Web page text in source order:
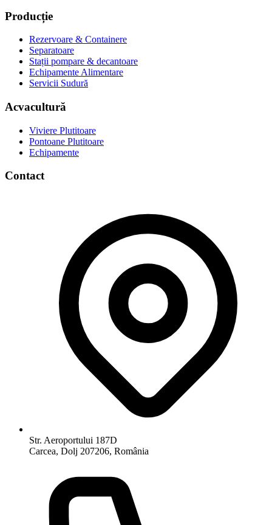
Producție
Rezervoare & Containere
Separatoare
Stații pompare & decantoare
Echipamente Alimentare
Servicii Sudură
Acvacultură
Viviere Plutitoare
Pontoane Plutitoare
Echipamente
Contact
Str. Aeroportului 187D
Carcea, Dolj 207206, România